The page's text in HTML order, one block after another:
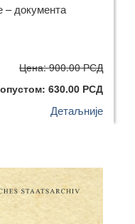
– документа
Цена: 900.00 РСД
630.00 РСД
Детаљније